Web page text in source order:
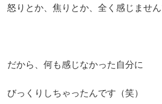
怒りとか、焦りとか、全く感じませ
だから、何も感じなかった自分に
びっくりしちゃったんです（笑）